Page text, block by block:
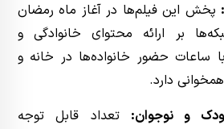
پخش این فیلم‌ها در آغاز ماه رمضان
بر ارائه محتوای خانوادگی و
ساعات حضور خانواده‌ها در خانه و
دارد.
و نوجوان: تعداد قابل توجه